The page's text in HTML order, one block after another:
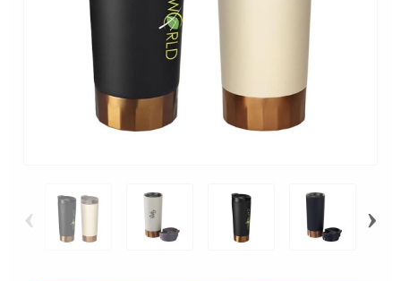
‹ ›